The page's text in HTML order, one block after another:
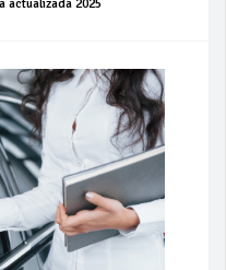
actualizada 2025